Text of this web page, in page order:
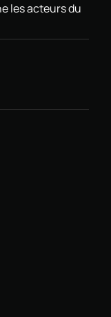
les acteurs du